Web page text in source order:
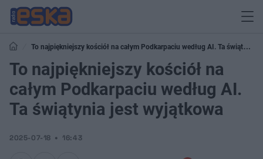
To najpiękniejszy kościół na całym Podkarpaciu według AI. Ta świątynia
jest wyjątkowa
To najpiękniejszy kościół na
całym Podkarpaciu według AI.
Ta świątynia jest wyjątkowa
2025-07-18 16:43